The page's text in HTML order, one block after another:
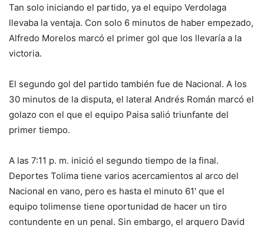
Tan solo iniciando el partido, ya el equipo Verdolaga
llevaba la ventaja. Con solo 6 minutos de haber empezado,
Alfredo Morelos marcó el primer gol que los llevaría a la
victoria.
El segundo gol del partido también fue de Nacional. A los
30 minutos de la disputa, el lateral Andrés Román marcó el
golazo con el que el equipo Paisa salió triunfante del
primer tiempo.
A las 7:11 p. m. inició el segundo tiempo de la final.
Deportes Tolima tiene varios acercamientos al arco del
Nacional en vano, pero es hasta el minuto 61′ que el
equipo tolimense tiene oportunidad de hacer un tiro
contundente en un penal. Sin embargo, el arquero David